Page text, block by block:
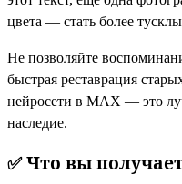
цвета — стать более
Не позволяйте
быстрая реставрация
нейросети в MAX — это
наследие.
✅ Что вы